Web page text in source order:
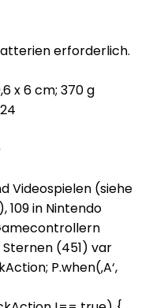
: ‎ 15,5 x 10,6 x 6 cm; 370 g
2024
Videospielen (siehe
109 in Nintendo
Sternen (451) var
P.when(‚A‘,